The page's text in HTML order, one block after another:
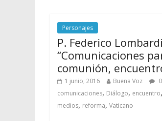
Personajes
P. Federico Lombardi
“Comunicaciones
comunión,
1 junio, 2016 Buena Voz
comunicaciones, Diálogo, encuentro,
medios, reforma, Vaticano